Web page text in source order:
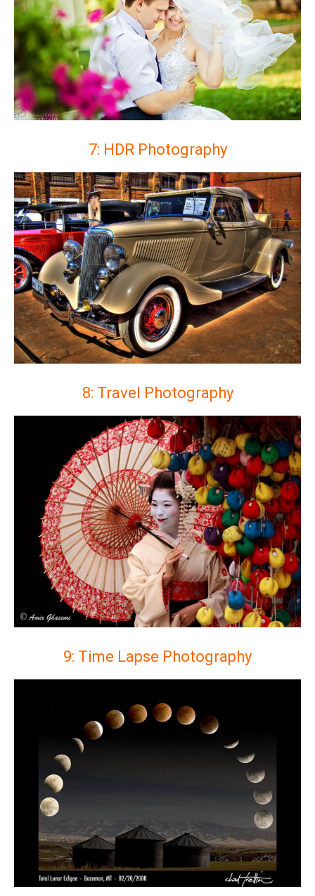
7: HDR Photography
8: Travel Photography
9: Time Lapse Photography